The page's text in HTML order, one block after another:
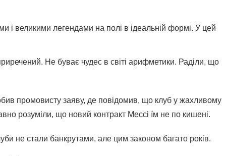
і великими легендами на полі в ідеальній формі. У цей
Не буває чудес в світі арифметики. Раділи, що
промовисту заяву, де повідомив, що клуб у жахливому
розуміли, що новий контракт Мессі їм не по кишені.
не стали банкрутами, але цим законом багато років.